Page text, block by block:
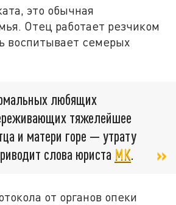
это обычная
Отец работает резчиком
воспитывает семерых
любящих
тяжелейшее
и матери горе — утрату
слова юриста МК.
от органов опеки